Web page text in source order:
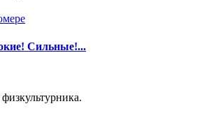
Сильные!...